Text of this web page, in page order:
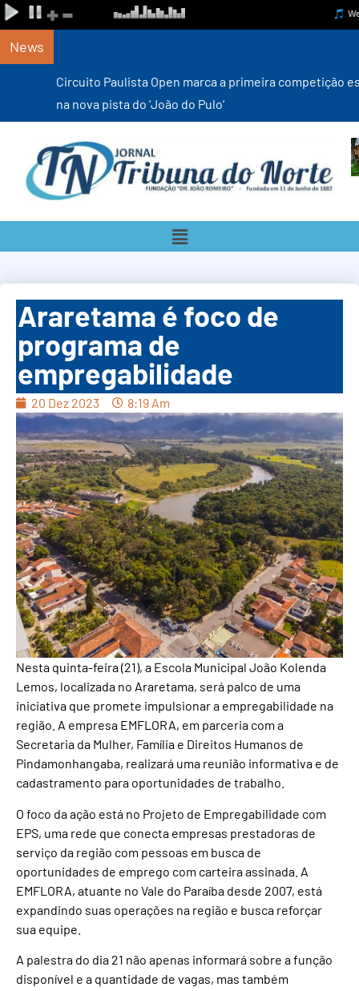
News
Circuito Paulista Open marca a primeira competição estadual
na nova pista do ‘João do Pulo’
Araretama é foco de
programa de
empregabilidade
20 Dez 2023 8:19 Am
Nesta quinta-feira (21), a Escola Municipal João Kolenda
Lemos, localizada no Araretama, será palco de uma
iniciativa que promete impulsionar a empregabilidade na
região. A empresa EMFLORA, em parceria com a
Secretaria da Mulher, Família e Direitos Humanos de
Pindamonhangaba, realizará uma reunião informativa e de
cadastramento para oportunidades de trabalho.
O foco da ação está no Projeto de Empregabilidade com
EPS, uma rede que conecta empresas prestadoras de
serviço da região com pessoas em busca de
oportunidades de emprego com carteira assinada. A
EMFLORA, atuante no Vale do Paraíba desde 2007, está
expandindo suas operações na região e busca reforçar
sua equipe.
A palestra do dia 21 não apenas informará sobre a função
disponível e a quantidade de vagas, mas também